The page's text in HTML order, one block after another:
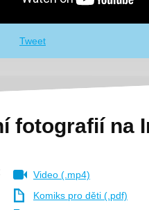
Tweet
fotografií na
Video (.mp4)
Komiks pro děti (.pdf)